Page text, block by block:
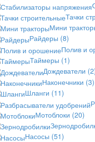
Тачки
Мини
Райдеры (8)
Полив и
Таймеры (1)
Дождеватели
Наконечники (3)
Шланги (11)
Мотоблоки (20)
Насосы (51)